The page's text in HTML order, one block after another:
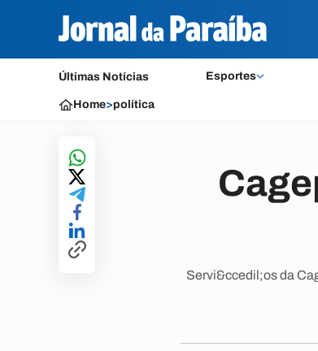
Últimas Notícias Esportes
Home>política
Servi&ccedil;os da